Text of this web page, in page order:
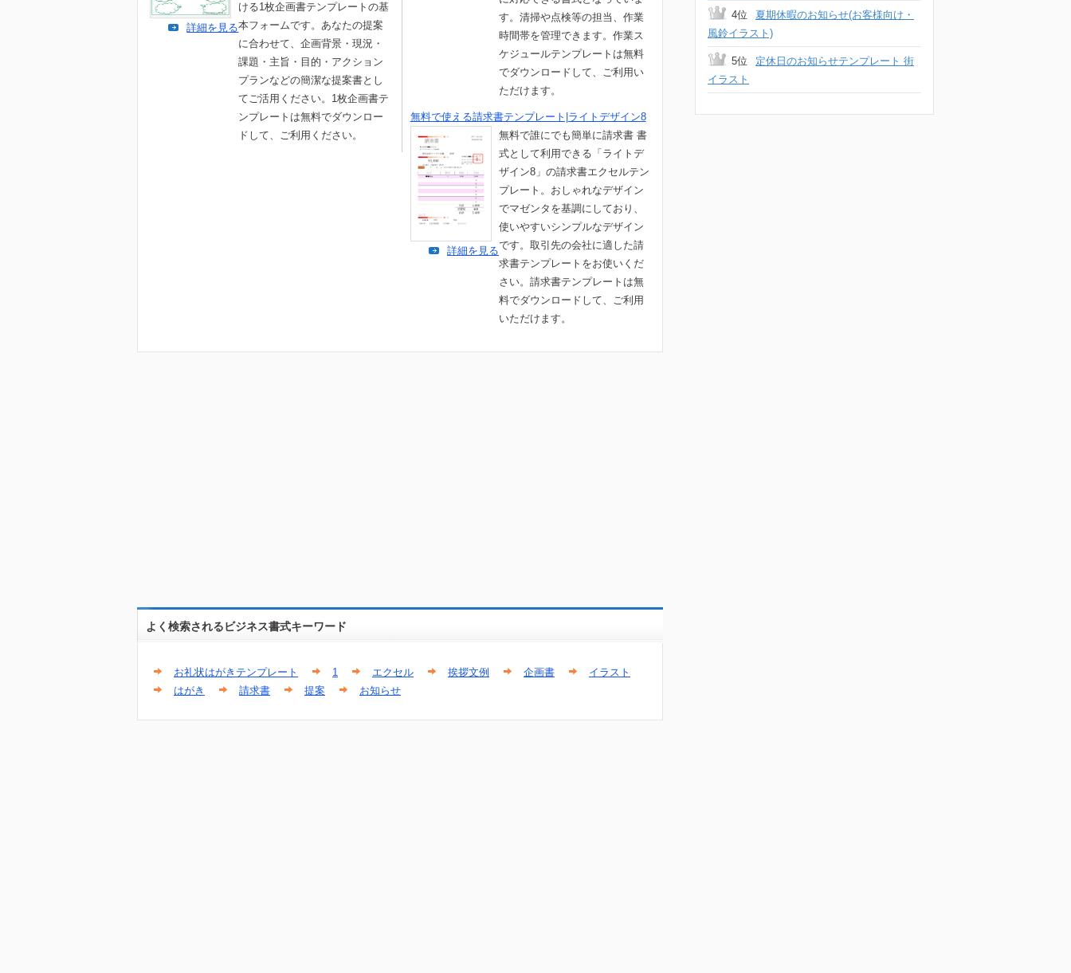
す。清掃や点検等の担当、作業
時間帯を管理できます。作業ス
ケジュールテンプレートは無料
でダウンロードして、ご利用い
ただけます。
ける1枚企画書テンプレートの基
本フォームです。あなたの提案
に合わせて、企画背景・現況・
課題・主旨・目的・アクション
プランなどの簡潔な提案書とし
てご活用ください。1枚企画書テ
ンプレートは無料でダウンロー
ドして、ご利用ください。
詳細を見る
無料で使える請求書テンプレート|ライトデザイン8
無料で誰にでも簡単に請求書 書
式として利用できる「ライトデ
ザイン8」の請求書エクセルテン
プレート。おしゃれなデザイン
でマゼンタを基調にしており、
使いやすいシンプルなデザイン
です。取引先の会社に適した請
求書テンプレートをお使いくだ
さい。請求書テンプレートは無
料でダウンロードして、ご利用
いただけます。
詳細を見る
よく検索されるビジネス書式キーワード
お礼状はがきテンプレート 1 エクセル 挨拶文例 企画書
イラスト
はがき
請求書 提案 お知らせ
4位
夏期休暇のお知らせ(お客様向け・
風鈴イラスト)
5位
定休日のお知らせテンプレート 街
イラスト